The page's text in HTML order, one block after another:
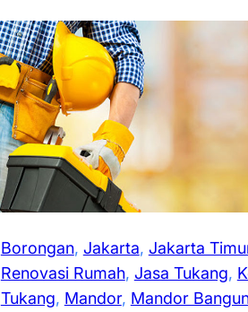
Borongan, Jakarta, Jakarta
Renovasi Rumah, Jasa Tukang,
Tukang, Mandor, Mandor